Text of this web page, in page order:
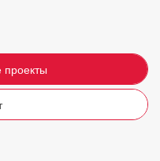
проекты